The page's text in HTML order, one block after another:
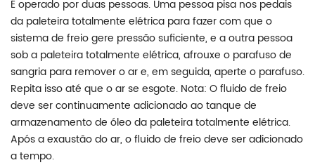
É operado por duas pessoas. Uma pessoa pisa nos pedais
da paleteira totalmente elétrica para fazer com que o
sistema de freio gere pressão suficiente, e a outra pessoa
sob a paleteira totalmente elétrica, afrouxe o parafuso de
sangria para remover o ar e, em seguida, aperte o parafuso.
Repita isso até que o ar se esgote. Nota: O fluido de freio
deve ser continuamente adicionado ao tanque de
armazenamento de óleo da paleteira totalmente elétrica.
Após a exaustão do ar, o fluido de freio deve ser adicionado
a tempo.